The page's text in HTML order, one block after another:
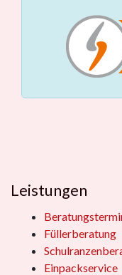
Leistungen
Füllerberatung
Einpackservice